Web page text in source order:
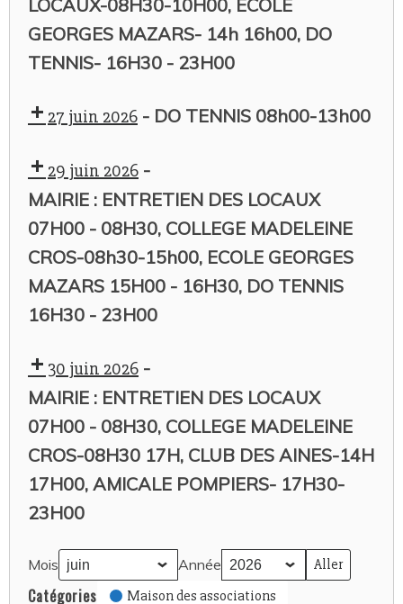
LOCAUX-08H30-10H00, ECOLE
GEORGES MAZARS- 14h 16h00, DO
TENNIS- 16H30 - 23H00
27 juin 2026 - DO TENNIS 08h00-13h00
29 juin 2026 -
MAIRIE : ENTRETIEN DES LOCAUX
07H00 - 08H30, COLLEGE MADELEINE
CROS-08h30-15h00, ECOLE GEORGES
MAZARS 15H00 - 16H30, DO TENNIS
16H30 - 23H00
30 juin 2026 -
MAIRIE : ENTRETIEN DES LOCAUX
07H00 - 08H30, COLLEGE MADELEINE
CROS-08H30 17H, CLUB DES AINES-14H
17H00, AMICALE POMPIERS- 17H30-
23H00
Mois Année
Catégories Maison des associations